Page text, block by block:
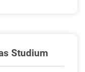
Studium